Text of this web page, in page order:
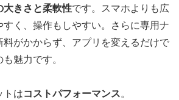
大きさと柔軟性です。スマホよりも広
すく、操作もしやすい。さらに専用ナ
料がかからず、アプリを変えるだけで
魅力です。
トはコストパフォーマンス。